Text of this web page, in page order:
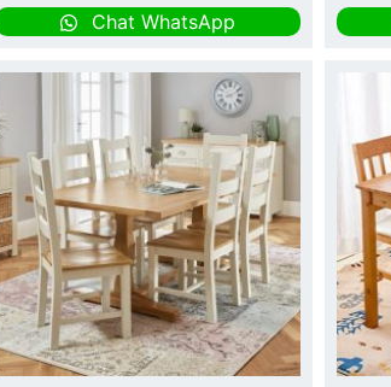
Chat WhatsApp